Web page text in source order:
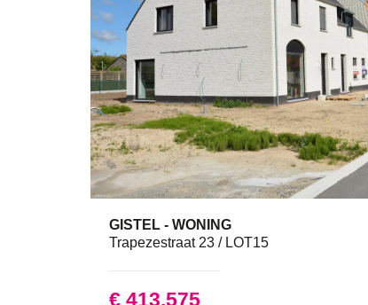
GISTEL - WONING
Trapezestraat 23 / LOT15
€ 413.575